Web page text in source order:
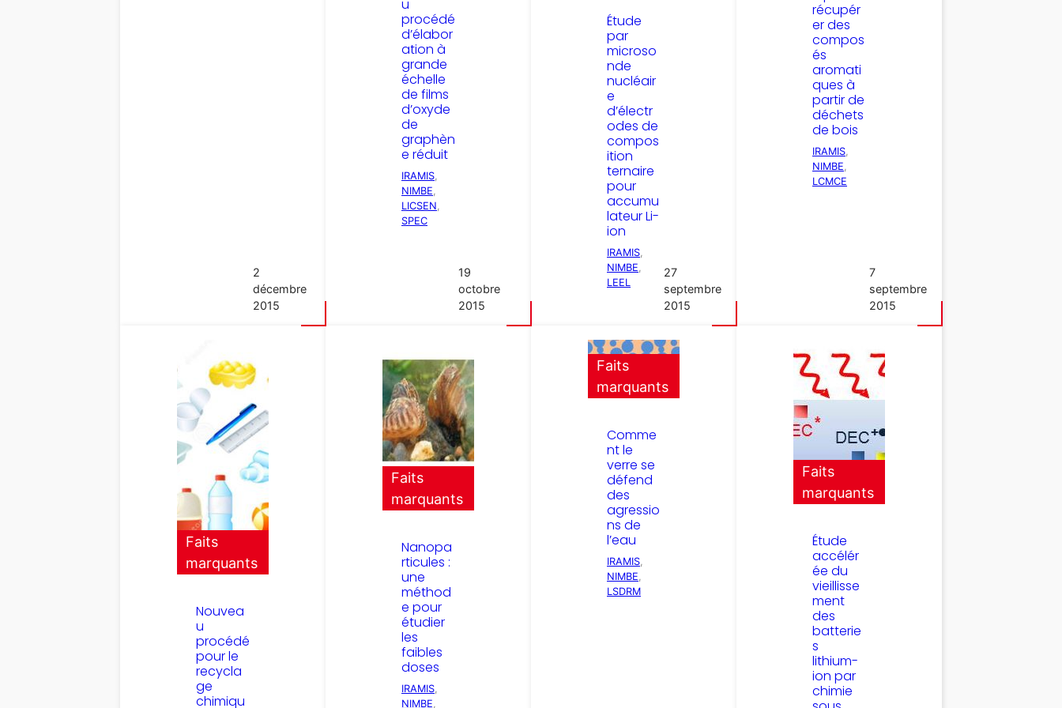
2
décembre
2015
u
procédé
d’élabor
ation à
grande
échelle
de films
d’oxyde
de
graphèn
e réduit
IRAMIS
NIMBE
LICSEN
SPEC
19
octobre
2015
Étude
par
microso
nde
nucléair
e
d’électr
odes de
compos
ition
ternaire
pour
accumu
lateur Li-
ion
IRAMIS
NIMBE
LEEL
27
septembre
2015
récupér
er des
compos
és
aromati
ques à
partir de
déchets
de bois
IRAMIS
NIMBE
LCMCE
7
septembre
2015
Faits
marquants
Nouvea
u
procédé
pour le
recycla
ge
chimiqu
Faits
marquants
Nanopa
rticules :
une
méthod
e pour
étudier
les
faibles
doses
IRAMIS
NIMBE
Faits
marquants
Comme
nt le
verre se
défend
des
agressio
ns de
l’eau
IRAMIS
NIMBE
LSDRM
Faits
marquants
Étude
accélér
ée du
vieillisse
ment
des
batterie
s
lithium-
ion par
chimie